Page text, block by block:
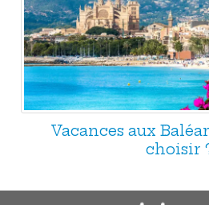
Vacances aux
choisir